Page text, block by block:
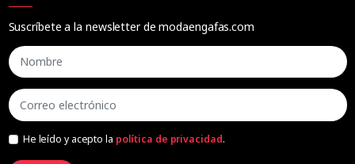
Suscríbete a la newsletter de modaengafas.com
He leído y acepto la política de privacidad.